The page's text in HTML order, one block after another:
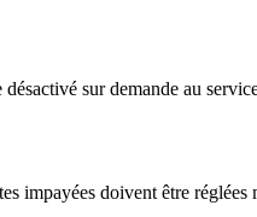
sur demande au
impayées doivent être réglées